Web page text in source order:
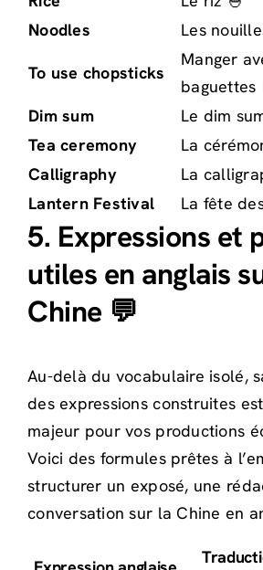
Noodles
Les
To use chopsticks
Manger
baguettes
Dim sum
Le dim
Tea ceremony
La
Calligraphy
La
Lantern Festival
La fête
5. Expressions et
utiles en anglais
Chine 💬
Au-delà du vocabulaire isolé,
des expressions construites
majeur pour vos productions
Voici des formules prêtes à
structurer un exposé, une
conversation sur la Chine en